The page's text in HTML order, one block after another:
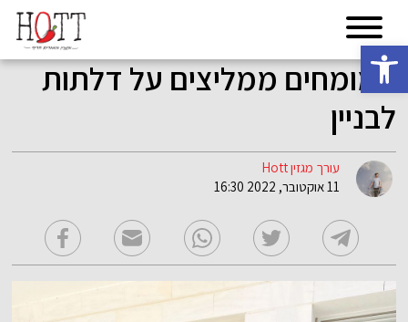
פתח סרגל נגישות
המומחים ממליצים על דלתות
לבניין
עורך מגזין Hott
11 אוקטובר, 2022 16:30